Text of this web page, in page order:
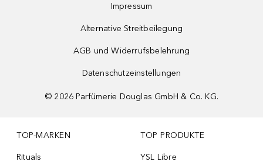
Impressum
Alternative Streitbeilegung
AGB und Widerrufsbelehrung
Datenschutzeinstellungen
© 2026 Parfümerie Douglas GmbH & Co. KG.
TOP-MARKEN
Rituals
TOP PRODUKTE
YSL Libre